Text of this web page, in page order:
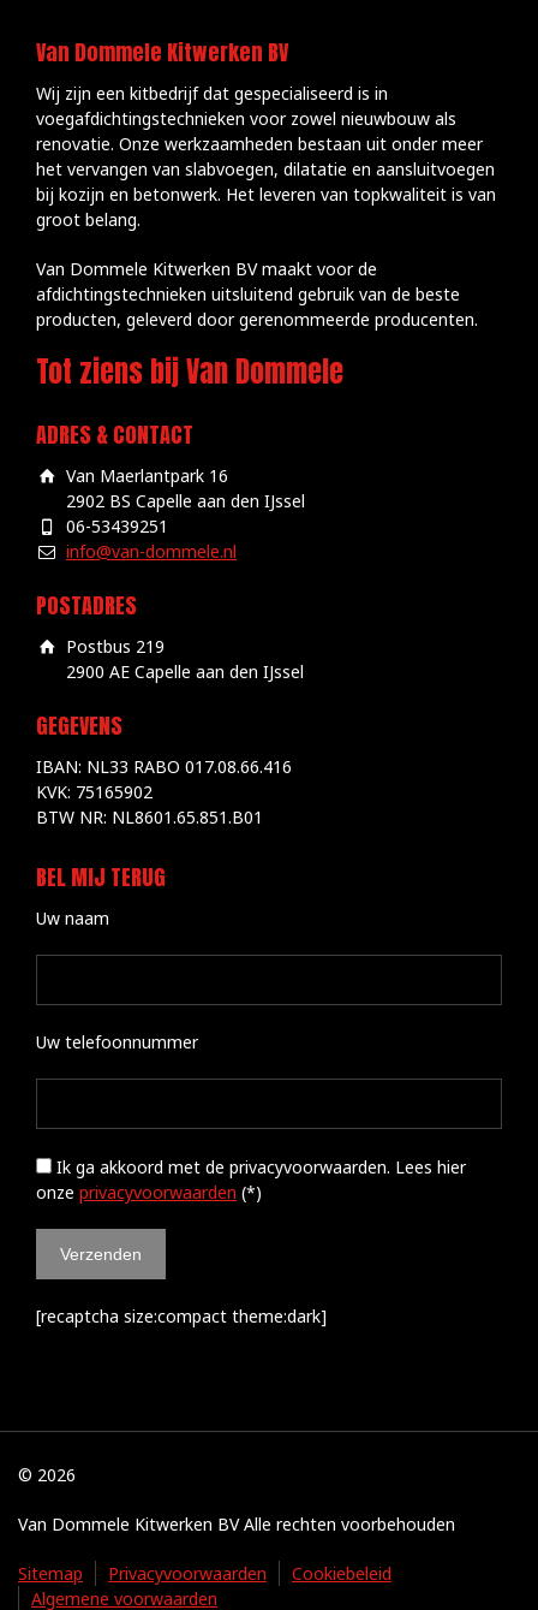
Van Dommele Kitwerken BV
Wij zijn een kitbedrijf dat gespecialiseerd is in
voegafdichtingstechnieken voor zowel nieuwbouw als
renovatie. Onze werkzaamheden bestaan uit onder meer
het vervangen van slabvoegen, dilatatie en aansluitvoegen
bij kozijn en betonwerk. Het leveren van topkwaliteit is van
groot belang.
Van Dommele Kitwerken BV maakt voor de
afdichtingstechnieken uitsluitend gebruik van de beste
producten, geleverd door gerenommeerde producenten.
Tot ziens bij Van Dommele
ADRES & CONTACT
Van Maerlantpark 16
2902 BS Capelle aan den IJssel
06-53439251
info@van-dommele.nl
POSTADRES
Postbus 219
2900 AE Capelle aan den IJssel
GEGEVENS
IBAN: NL33 RABO 017.08.66.416
KVK: 75165902
BTW NR: NL8601.65.851.B01
BEL MIJ TERUG
Uw naam
Uw telefoonnummer
Ik ga akkoord met de privacyvoorwaarden. Lees hier
onze privacyvoorwaarden (*)
[recaptcha size:compact theme:dark]
© 2026
Van Dommele Kitwerken BV Alle rechten voorbehouden
Sitemap Privacyvoorwaarden
Cookiebeleid
Algemene voorwaarden